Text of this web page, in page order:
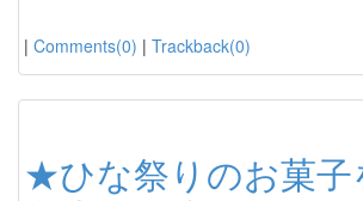
| Comments(0) | Trackback(0)
★ひな祭りのお菓子